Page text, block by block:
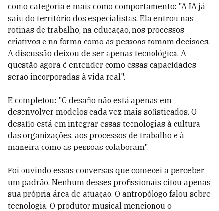
como categoria e mais como comportamento: "A IA já
saiu do território dos especialistas. Ela entrou nas
rotinas de trabalho, na educação, nos processos
criativos e na forma como as pessoas tomam decisões.
A discussão deixou de ser apenas tecnológica. A
questão agora é entender como essas capacidades
serão incorporadas à vida real".
E completou: "O desafio não está apenas em
desenvolver modelos cada vez mais sofisticados. O
desafio está em integrar essas tecnologias à cultura
das organizações, aos processos de trabalho e à
maneira como as pessoas colaboram".
Foi ouvindo essas conversas que comecei a perceber
um padrão. Nenhum desses profissionais citou apenas
sua própria área de atuação. O antropólogo falou sobre
tecnologia. O produtor musical mencionou o